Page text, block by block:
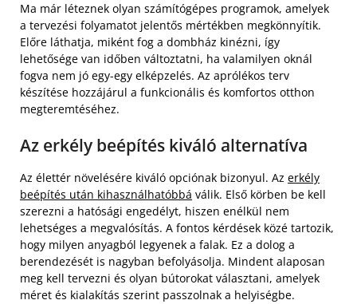
Ma már léteznek olyan számítógépes programok, amelyek
a tervezési folyamatot jelentős mértékben megkönnyítik.
Előre láthatja, miként fog a dombház kinézni, így
lehetősége van időben változtatni, ha valamilyen oknál
fogva nem jó egy-egy elképzelés. Az aprólékos terv
készítése hozzájárul a funkcionális és komfortos otthon
megteremtéséhez.
Az erkély beépítés kiváló alternatíva
Az élettér növelésére kiváló opciónak bizonyul. Az erkély
beépítés után kihasználhatóbbá válik. Első körben be kell
szerezni a hatósági engedélyt, hiszen enélkül nem
lehetséges a megvalósítás. A fontos kérdések közé tartozik,
hogy milyen anyagból legyenek a falak. Ez a dolog a
berendezését is nagyban befolyásolja. Mindent alaposan
meg kell tervezni és olyan bútorokat választani, amelyek
méret és kialakítás szerint passzolnak a helyiségbe.